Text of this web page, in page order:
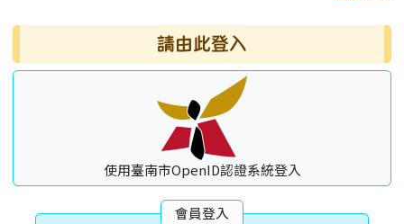
請由此登入
使用臺南市OpenID認證系統登入
會員登入